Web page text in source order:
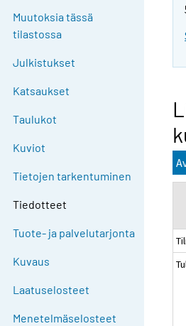
Muutoksia tässä
tilastossa
Julkistukset
Katsaukset
Taulukot
Kuviot
Tietojen tarkentuminen
Tiedotteet
Tuote- ja palvelutarjonta
Kuvaus
Laatuselosteet
Menetelmäselosteet